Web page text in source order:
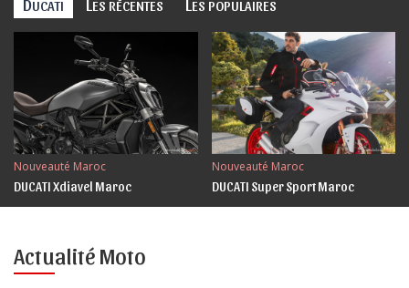
DUCATI L ES RÉCENTES L ES POPULAIRES
Nouveauté Maroc
DUCATI Xdiavel Maroc
Nouveauté Maroc
DUCATI Super Sport Maroc
Actualité Moto